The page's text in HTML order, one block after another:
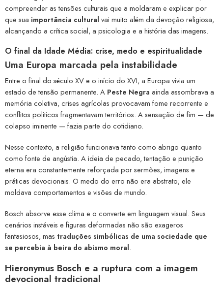
compreender as tensões culturais que a moldaram e explicar por
que sua importância cultural vai muito além da devoção religiosa,
alcançando a crítica social, a psicologia e a história das imagens.
O final da Idade Média: crise, medo e espiritualidade
Uma Europa marcada pela instabilidade
Entre o final do século XV e o início do XVI, a Europa vivia um
estado de tensão permanente. A Peste Negra ainda assombrava a
memória coletiva, crises agrícolas provocavam fome recorrente e
conflitos políticos fragmentavam territórios. A sensação de fim — de
colapso iminente — fazia parte do cotidiano.
Nesse contexto, a religião funcionava tanto como abrigo quanto
como fonte de angústia. A ideia de pecado, tentação e punição
eterna era constantemente reforçada por sermões, imagens e
práticas devocionais. O medo do erro não era abstrato; ele
moldava comportamentos e visões de mundo.
Bosch absorve esse clima e o converte em linguagem visual. Seus
cenários instáveis e figuras deformadas não são exageros
fantasiosos, mas traduções simbólicas de uma sociedade que
se percebia à beira do abismo moral.
Hieronymus Bosch e a ruptura com a imagem
devocional tradicional